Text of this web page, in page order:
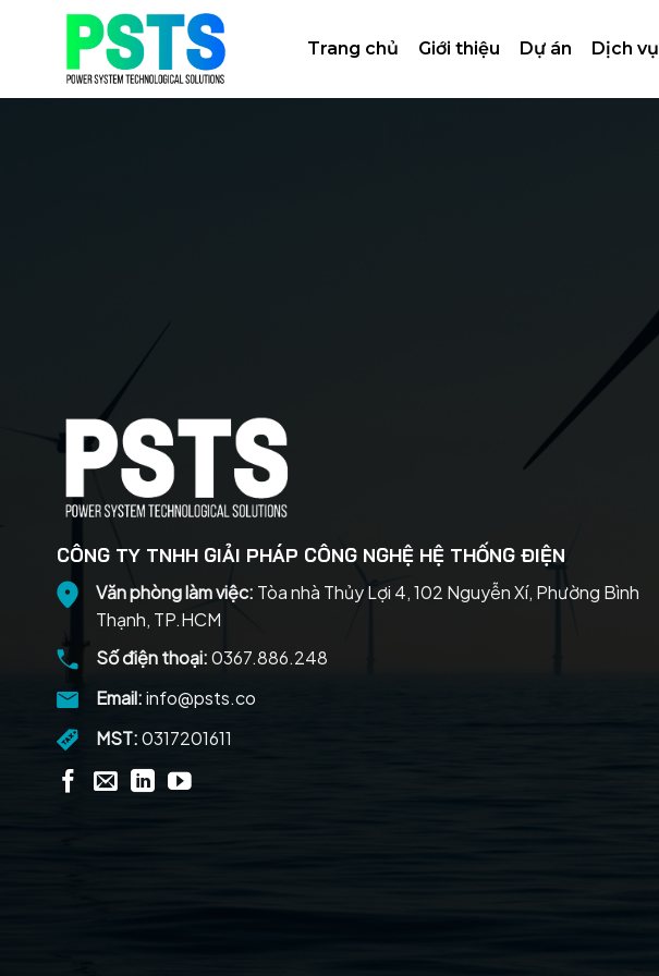
dung
Trang chủ Giới thiệu Dự án Dịch vụ
CÔNG TY TNHH GIẢI PHÁP CÔNG NGHỆ HỆ THỐNG ĐIỆN
Văn phòng làm việc: Tòa nhà Thủy Lợi 4, 102 Nguyễn Xí, Phường Bình
Thạnh, TP.HCM
Số điện thoại:0367.886.248
Email:info@psts.co
MST:0317201611